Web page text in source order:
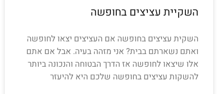
השקיית עציצים בחופשה
השקית עציצים בחופשה אם העציצים יצאו לחופשה
ואתם נשארתם בבית? אני מזהה בעיה. אבל אם אתם
אלו שיצאו לחופשה אז הדרך הבטוחה והנכונה ביותר
להשקות עציצים בחופשה שלכם היא להיעזר